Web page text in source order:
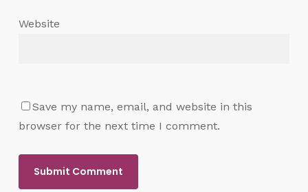
Website
Save my name, email, and website in this
browser for the next time I comment.